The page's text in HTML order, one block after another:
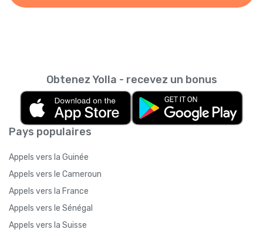
Pays populaires
Appels vers la Guinée
Appels vers le Cameroun
Appels vers la France
Appels vers le Sénégal
Appels vers la Suisse
Obtenez Yolla - recevez un bonus